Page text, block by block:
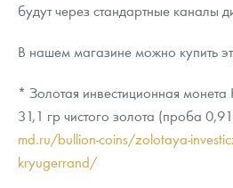
будут через стандартные каналы
В нашем магазине можно купить
* Золотая инвестиционная
31,1 гр чистого золота (проба
md.ru/bullion-coins/zolotaya-
kryugerrand/